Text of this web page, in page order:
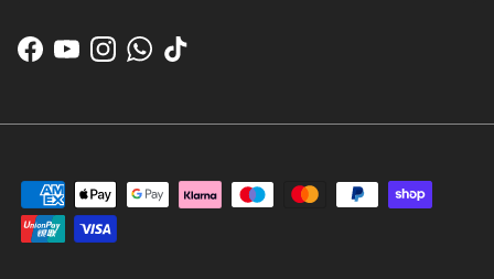
FacebookYouTubeInstagramWhatsAppTikTok